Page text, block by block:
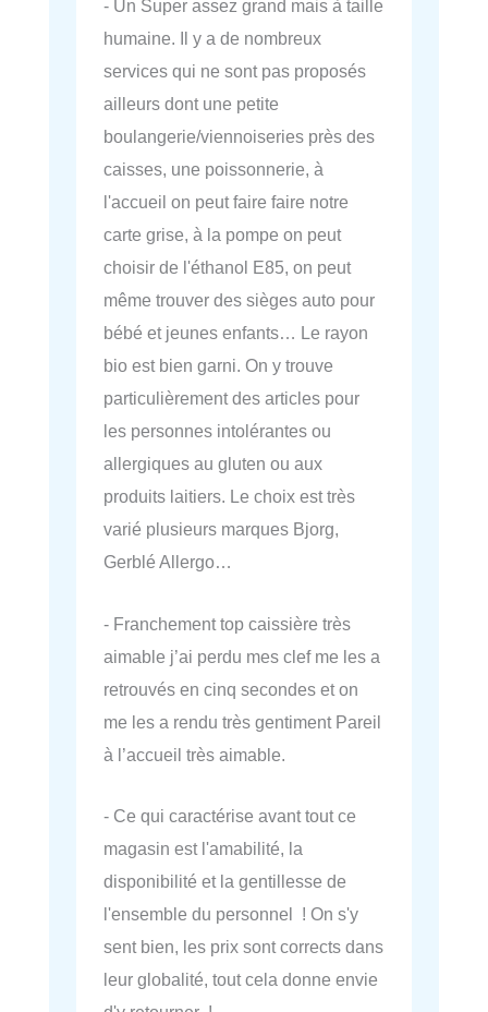
- Un Super assez grand mais à taille
humaine. Il y a de nombreux
services qui ne sont pas proposés
ailleurs dont une petite
boulangerie/viennoiseries près des
caisses, une poissonnerie, à
l'accueil on peut faire faire notre
carte grise, à la pompe on peut
choisir de l'éthanol E85, on peut
même trouver des sièges auto pour
bébé et jeunes enfants… Le rayon
bio est bien garni. On y trouve
particulièrement des articles pour
les personnes intolérantes ou
allergiques au gluten ou aux
produits laitiers. Le choix est très
varié plusieurs marques Bjorg,
Gerblé Allergo…
- Franchement top caissière très
aimable j’ai perdu mes clef me les a
retrouvés en cinq secondes et on
me les a rendu très gentiment Pareil
à l’accueil très aimable.
- Ce qui caractérise avant tout ce
magasin est l'amabilité, la
disponibilité et la gentillesse de
l'ensemble du personnel ! On s'y
sent bien, les prix sont corrects dans
leur globalité, tout cela donne envie